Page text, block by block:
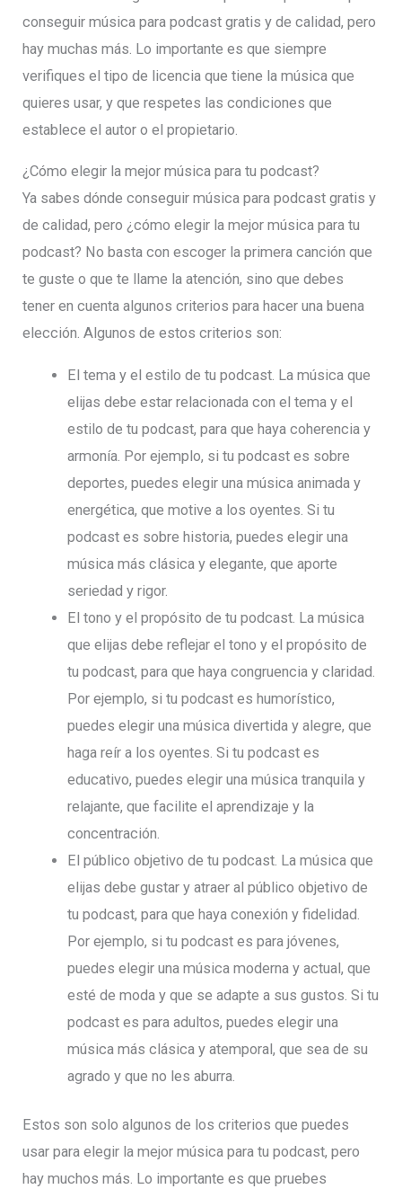
conseguir música para podcast gratis y de calidad, pero
hay muchas más. Lo importante es que siempre
verifiques el tipo de licencia que tiene la música que
quieres usar, y que respetes las condiciones que
establece el autor o el propietario.
¿Cómo elegir la mejor música para tu podcast?
Ya sabes dónde conseguir música para podcast gratis y
de calidad, pero ¿cómo elegir la mejor música para tu
podcast? No basta con escoger la primera canción que
te guste o que te llame la atención, sino que debes
tener en cuenta algunos criterios para hacer una buena
elección. Algunos de estos criterios son:
El tema y el estilo de tu podcast. La música que
elijas debe estar relacionada con el tema y el
estilo de tu podcast, para que haya coherencia y
armonía. Por ejemplo, si tu podcast es sobre
deportes, puedes elegir una música animada y
energética, que motive a los oyentes. Si tu
podcast es sobre historia, puedes elegir una
música más clásica y elegante, que aporte
seriedad y rigor.
El tono y el propósito de tu podcast. La música
que elijas debe reflejar el tono y el propósito de
tu podcast, para que haya congruencia y claridad.
Por ejemplo, si tu podcast es humorístico,
puedes elegir una música divertida y alegre, que
haga reír a los oyentes. Si tu podcast es
educativo, puedes elegir una música tranquila y
relajante, que facilite el aprendizaje y la
concentración.
El público objetivo de tu podcast. La música que
elijas debe gustar y atraer al público objetivo de
tu podcast, para que haya conexión y fidelidad.
Por ejemplo, si tu podcast es para jóvenes,
puedes elegir una música moderna y actual, que
esté de moda y que se adapte a sus gustos. Si tu
podcast es para adultos, puedes elegir una
música más clásica y atemporal, que sea de su
agrado y que no les aburra.
Estos son solo algunos de los criterios que puedes
usar para elegir la mejor música para tu podcast, pero
hay muchos más. Lo importante es que pruebes